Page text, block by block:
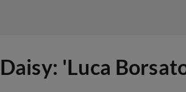
Daisy: 'Luca